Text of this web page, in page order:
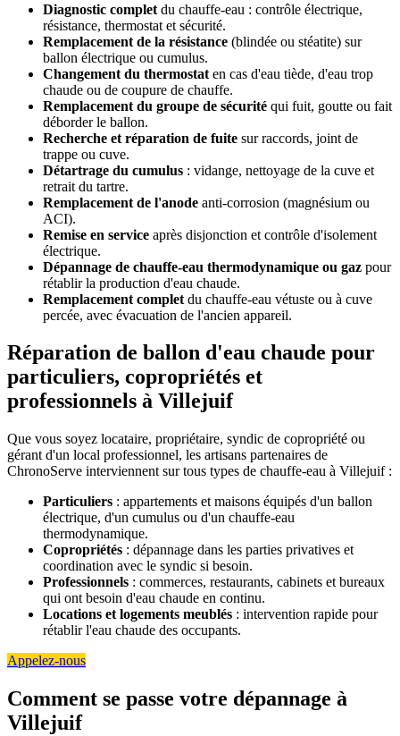
Diagnostic complet du chauffe-eau : contrôle électrique,
résistance, thermostat et sécurité.
Remplacement de la résistance (blindée ou stéatite) sur
ballon électrique ou cumulus.
Changement du thermostat en cas d'eau tiède, d'eau trop
chaude ou de coupure de chauffe.
Remplacement du groupe de sécurité qui fuit, goutte ou fait
déborder le ballon.
Recherche et réparation de fuite sur raccords, joint de
trappe ou cuve.
Détartrage du cumulus : vidange, nettoyage de la cuve et
retrait du tartre.
Remplacement de l'anode anti-corrosion (magnésium ou
ACI).
Remise en service après disjonction et contrôle d'isolement
électrique.
Dépannage de chauffe-eau thermodynamique ou gaz pour
rétablir la production d'eau chaude.
Remplacement complet du chauffe-eau vétuste ou à cuve
percée, avec évacuation de l'ancien appareil.
Réparation de ballon d'eau chaude pour
particuliers, copropriétés et
professionnels à Villejuif
Que vous soyez locataire, propriétaire, syndic de copropriété ou
gérant d'un local professionnel, les artisans partenaires de
ChronoServe interviennent sur tous types de chauffe-eau à Villejuif :
Particuliers : appartements et maisons équipés d'un ballon
électrique, d'un cumulus ou d'un chauffe-eau
thermodynamique.
Copropriétés : dépannage dans les parties privatives et
coordination avec le syndic si besoin.
Professionnels : commerces, restaurants, cabinets et bureaux
qui ont besoin d'eau chaude en continu.
Locations et logements meublés : intervention rapide pour
rétablir l'eau chaude des occupants.
Appelez-nous
Comment se passe votre dépannage à
Villejuif